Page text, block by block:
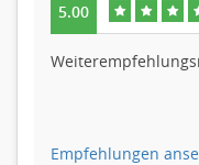
5.00
Empfehlungen